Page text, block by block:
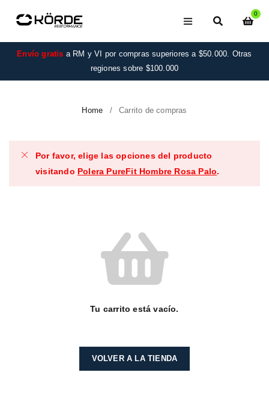
0
Envío gratis a RM y VI por compras superiores a $50.000. Otras
regiones sobre $100.000
Home / Carrito de compras
Por favor, elige las opciones del producto
visitando Polera PureFit Hombre Rosa Palo.
Tu carrito está vacío.
VOLVER A LA TIENDA